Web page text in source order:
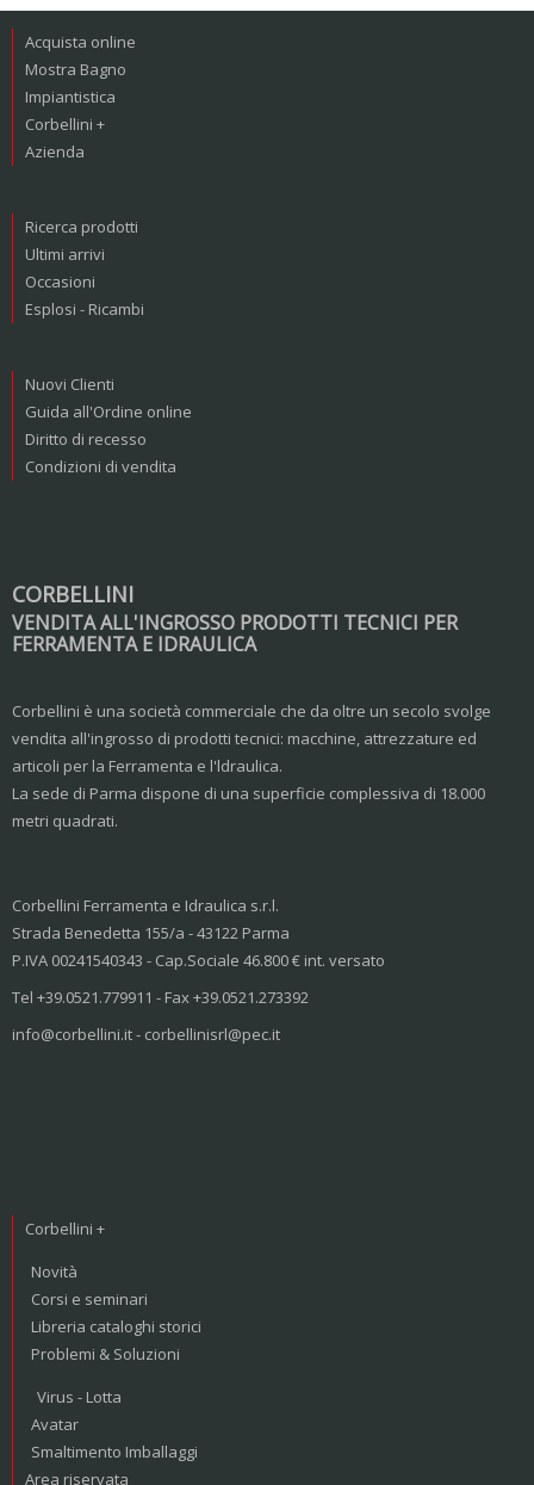
Acquista online
Mostra Bagno
Impiantistica
Corbellini +
Azienda
Ricerca prodotti
Ultimi arrivi
Occasioni
Esplosi - Ricambi
Nuovi Clienti
Guida all'Ordine online
Diritto di recesso
Condizioni di vendita
CORBELLINI
VENDITA ALL'INGROSSO PRODOTTI TECNICI PER
FERRAMENTA E IDRAULICA
Corbellini è una società commerciale che da oltre un secolo svolge
vendita all'ingrosso di prodotti tecnici: macchine, attrezzature ed
articoli per la Ferramenta e l'ldraulica.
La sede di Parma dispone di una superficie complessiva di 18.000
metri quadrati.
Corbellini Ferramenta e Idraulica s.r.l.
Strada Benedetta 155/a - 43122 Parma
P.IVA 00241540343 - Cap.Sociale 46.800 € int. versato
Tel +39.0521.779911 - Fax +39.0521.273392
info@corbellini.it - corbellinisrl@pec.it
Corbellini +
Novità
Corsi e seminari
Libreria cataloghi storici
Problemi & Soluzioni
Virus - Lotta
Avatar
Smaltimento Imballaggi
Area riservata